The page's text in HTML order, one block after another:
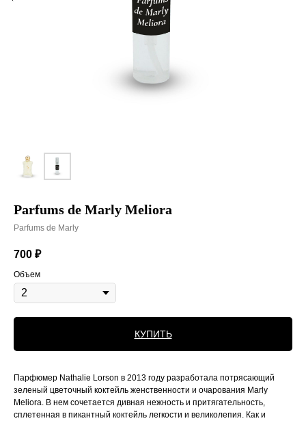
Parfums de Marly Meliora
Parfums de Marly
700 ₽
Объем
КУПИТЬ
Парфюмер Nathalie Lorson в 2013 году разработала потрясающий
зеленый цветочный коктейль женственности и очарования Marly
Meliora. В нем сочетается дивная нежность и притягательность,
сплетенная в пикантный коктейль легкости и великолепия. Как и